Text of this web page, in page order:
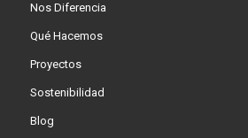
Nos Diferencia
Qué Hacemos
Proyectos
Sostenibilidad
Blog